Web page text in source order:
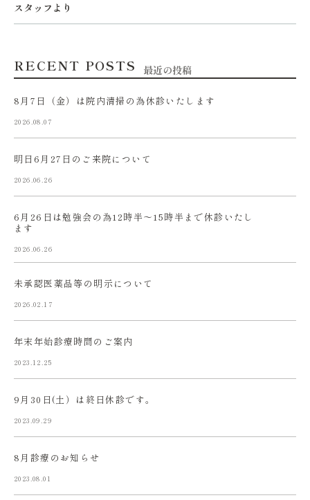
スタッフより
RECENT POSTS 最近の投稿
8月7日（金）は院内清掃の為休診いたします
2026.08.07
明日6月27日のご来院について
2026.06.26
6月26日は勉強会の為12時半〜15時半まで休診いたし
ます
2026.06.26
未承認医薬品等の明示について
2026.02.17
年末年始診療時間のご案内
2023.12.25
9月30日(土）は終日休診です。
2023.09.29
8月診療のお知らせ
2023.08.01